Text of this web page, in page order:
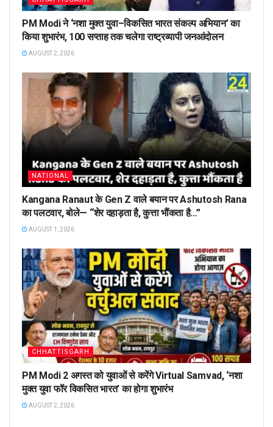
PM Modi ने ‘नशा मुक्त युवा–विकसित भारत संकल्प अभियान’ का
किया शुभारंभ, 100 सप्ताह तक चलेगा राष्ट्रव्यापी जनआंदोलन
AUGUST 2, 2026
NATIONAL
Kangana Ranaut के Gen Z वाले बयान पर Ashutosh Rana
का पलटवार, बोले— “शेर दहाड़ता है, कुत्ता भौंकता है…”
AUGUST 1, 2026
CHHATTISGARH
PM Modi 2 अगस्त को युवाओं से करेंगे Virtual Samvad, ‘नशा
मुक्त युवा फॉर विकसित भारत’ का होगा शुभारंभ
AUGUST 2, 2026